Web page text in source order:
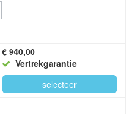
€ 940,00
Vertrekgarantie
selecteer